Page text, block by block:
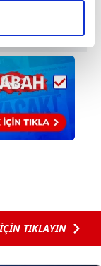
adına
noktada,
tek gelir
vermedikleri
bilgi
işlevsel
TIKLAYIN